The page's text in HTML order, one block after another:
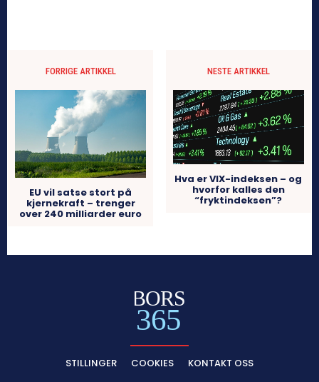
FORRIGE ARTIKKEL
EU vil satse stort på
kjernekraft – trenger
over 240 milliarder euro
NESTE ARTIKKEL
Hva er VIX-indeksen – og
hvorfor kalles den
“fryktindeksen”?
BORS
365
STILLINGER COOKIES KONTAKT OSS